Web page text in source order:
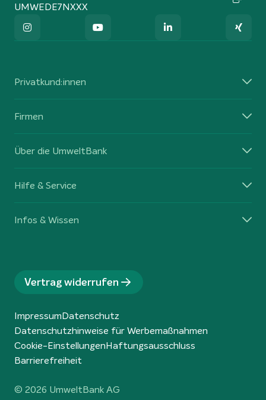
UMWEDE7NXXX
Privatkund:innen
Firmen
Über die UmweltBank
Hilfe & Service
Infos & Wissen
Vertrag widerrufen
ImpressumDatenschutz
Datenschutzhinweise für Werbemaßnahmen
Cookie-EinstellungenHaftungsausschluss
Barrierefreiheit
© 2026 UmweltBank AG